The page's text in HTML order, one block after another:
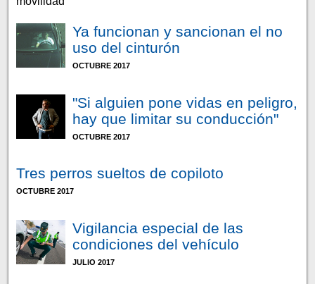
Ya funcionan y sancionan el no
uso del cinturón
OCTUBRE 2017
"Si alguien pone vidas en peligro,
hay que limitar su conducción"
OCTUBRE 2017
Tres perros sueltos de copiloto
OCTUBRE 2017
Vigilancia especial de las
condiciones del vehículo
JULIO 2017